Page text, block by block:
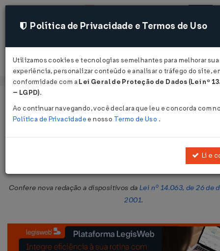
Acessar
Publicado no DOE - GO em 19 jul 2002
Confere nova redação a dispositivos daLei nº 14.063, de 26 de
2001.
Política de Privacidade e Termos de Uso
Utilizamos cookies e tecnologias semelhantes para melhorar sua
experiência, personalizar conteúdo e analisar o tráfego do site,
conformidade com a Lei Geral de Proteção de Dados (Lei nº
– LGPD).
Ao continuar navegando, você declara que leu e concorda com
Política de Privacidade e nosso Termo de Uso .
Li e